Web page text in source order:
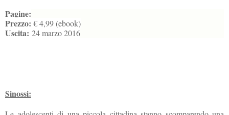
Pagine:
Prezzo: € 4,99 (ebook)
Uscita: 24 marzo 2016
Sinossi: